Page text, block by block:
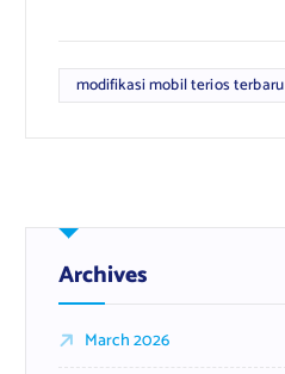
modifikasi mobil terios terbaru
Archives
March 2026